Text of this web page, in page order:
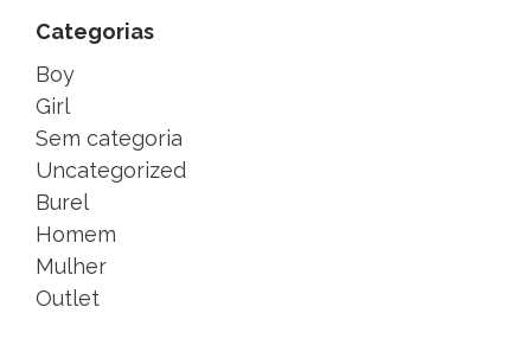
Categorias
Boy
Girl
Sem categoria
Uncategorized
Burel
Homem
Mulher
Outlet